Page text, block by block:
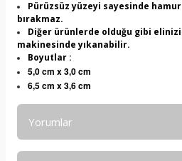
Pürüzsüz yüzeyi sayesinde
bırakmaz.
Diğer ürünlerde olduğu gibi elinizi
makinesinde yıkanabilir.
Boyutlar :
5,0 cm x 3,0 cm
6,5 cm x 3,6 cm
Yorumlar